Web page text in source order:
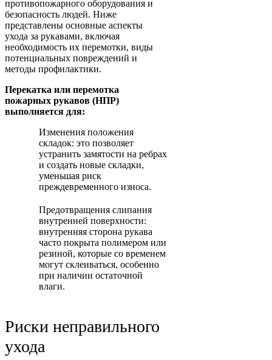
противопожарного оборудования и
безопасность людей. Ниже
представлены основные аспекты
ухода за рукавами, включая
необходимость их перемотки, виды
потенциальных повреждений и
методы профилактики.
Перекатка или перемотка
пожарных рукавов (НПР)
выполняется для:
Изменения положения
складок: это позволяет
устранить замятости на ребрах
и создать новые складки,
уменьшая риск
преждевременного износа.
Предотвращения слипания
внутренней поверхности:
внутренняя сторона рукава
часто покрыта полимером или
резиной, которые со временем
могут склеиваться, особенно
при наличии остаточной
влаги.
Риски неправильного
ухода